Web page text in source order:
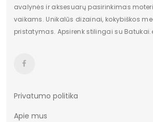
avalynės ir aksesuarų pasirinkimas
vaikams. Unikalūs dizainai, kokybiškos
pristatymas. Apsirenk stilingai su
Privatumo politika
Apie mus